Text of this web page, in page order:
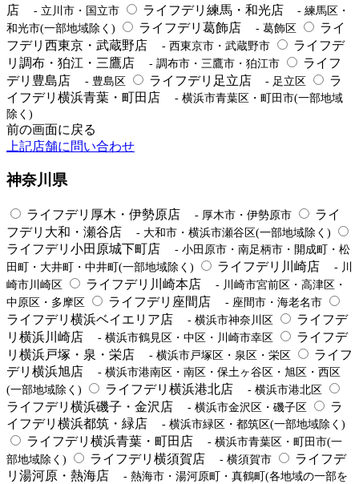
店
- 立川市・国立市 ライフデリ練馬・和光店
- 練馬区・
和光市(一部地域除く)
ライフデリ葛飾店 - 葛飾区
ライ
フデリ西東京・武蔵野店
- 西東京市・武蔵野市
ライフデ
リ調布・狛江・三鷹店
- 調布市・三鷹市・狛江市
ライフ
デリ豊島店
- 豊島区 ライフデリ足立店 - 足立区
ラ
イフデリ横浜青葉・町田店
- 横浜市青葉区・町田市(一部地域
除く)
前の画面に戻る
上記店舗に問い合わせ
神奈川県
ライフデリ厚木・伊勢原店 - 厚木市・伊勢原市
ライ
フデリ大和・瀬谷店
- 大和市・横浜市瀬谷区(一部地域除く)
ライフデリ小田原城下町店
- 小田原市・南足柄市・開成町・松
田町・大井町・中井町(一部地域除く)
ライフデリ川崎店
- 川
崎市川崎区
ライフデリ川崎本店
- 川崎市宮前区・高津区・
中原区・多摩区
ライフデリ座間店 - 座間市・海老名市
ライフデリ横浜ベイエリア店 - 横浜市神奈川区
ライフデ
リ横浜川崎店
- 横浜市鶴見区・中区・川崎市幸区
ライフデ
リ横浜戸塚・泉・栄店
- 横浜市戸塚区・泉区・栄区
ライフ
デリ横浜旭店
- 横浜市港南区・南区・保土ヶ谷区・旭区・西区
(一部地域除く)
ライフデリ横浜港北店 - 横浜市港北区
ライフデリ横浜磯子・金沢店 - 横浜市金沢区・磯子区
ラ
イフデリ横浜都筑・緑店
- 横浜市緑区・都筑区(一部地域除く)
ライフデリ横浜青葉・町田店
- 横浜市青葉区・町田市(一
部地域除く)
ライフデリ横須賀店 - 横須賀市
ライフデ
リ湯河原・熱海店
- 熱海市・湯河原町・真鶴町(各地域の一部を